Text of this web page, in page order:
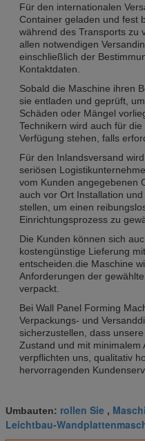
Für den internationalen
Container geladen und fest
während des Transports zu
allen notwendigen
einschließlich der
Kontaktdaten.
Sobald die Maschine ihren
sie entladen und geprüft,
Schäden oder Mängel
Technikern wird auch für
Verfügung stehen, falls
Für den Inlandsversand
seriösen
vom Kunden angegebenen
auch vor Ort Installation
stellen, um einen
Einrichtungsprozess zu
Die Kunden können sich
kostengünstige Lieferung
entscheiden.die Maschine
Anforderungen der
verpackt.
Bei Wall Panel Forming
Verpackungs- und
sicherzustellen, dass
Zustand und mit minimalem
verpflichten uns, qualitativ
hervorragenden
Umbauten: rollen Sie ,
Leichtbau-